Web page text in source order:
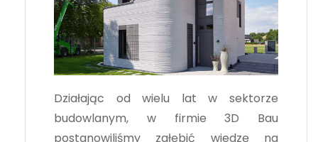
Działając od wielu lat w sektorze
budowlanym, w firmie 3D Bau
postanowiliśmy zgłębić wiedzę na